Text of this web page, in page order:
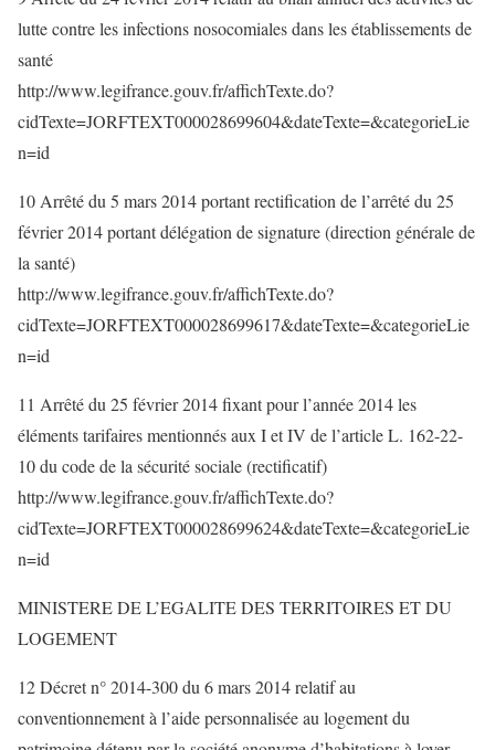
lutte contre les infections nosocomiales dans les établissements de
santé
http://www.legifrance.gouv.fr/affichTexte.do?
cidTexte=JORFTEXT000028699604&dateTexte=&categorieLie
n=id
10 Arrêté du 5 mars 2014 portant rectification de l’arrêté du 25
février 2014 portant délégation de signature (direction générale de
la santé)
http://www.legifrance.gouv.fr/affichTexte.do?
cidTexte=JORFTEXT000028699617&dateTexte=&categorieLie
n=id
11 Arrêté du 25 février 2014 fixant pour l’année 2014 les
éléments tarifaires mentionnés aux I et IV de l’article L. 162-22-
10 du code de la sécurité sociale (rectificatif)
http://www.legifrance.gouv.fr/affichTexte.do?
cidTexte=JORFTEXT000028699624&dateTexte=&categorieLie
n=id
MINISTERE DE L’EGALITE DES TERRITOIRES ET DU
LOGEMENT
12 Décret n° 2014-300 du 6 mars 2014 relatif au
conventionnement à l’aide personnalisée au logement du